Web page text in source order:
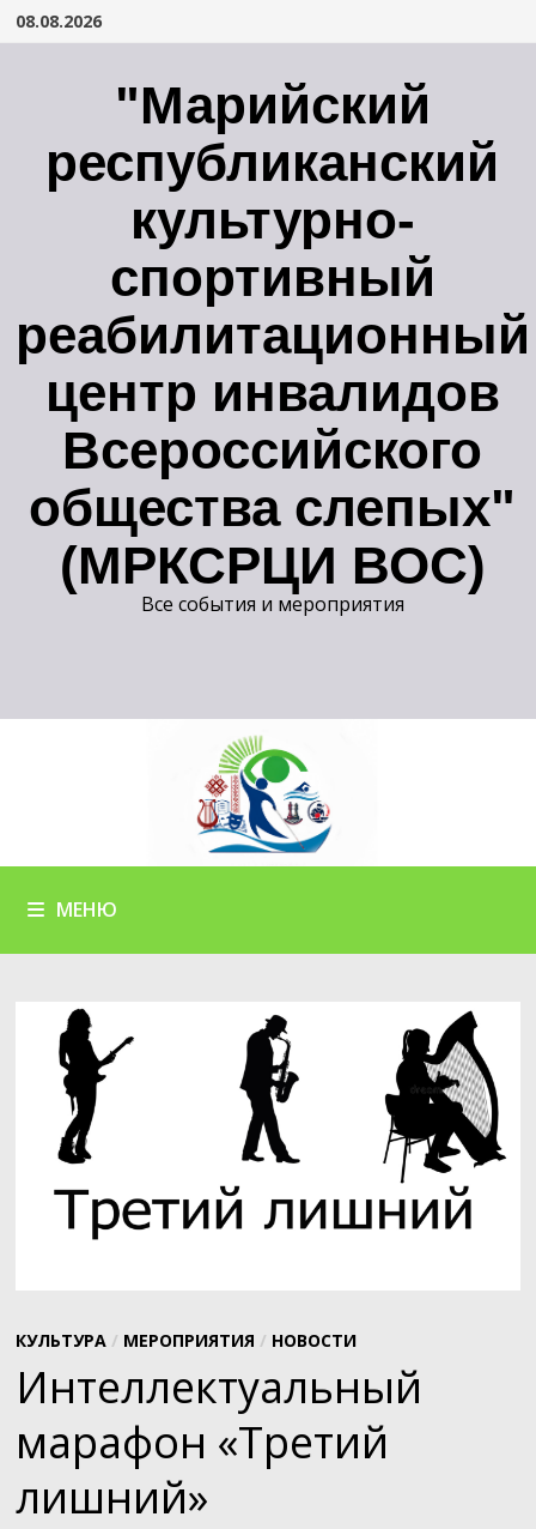
Перейти
08.08.2026
"Марийский
республиканский
культурно-
спортивный
реабилитационный
центр инвалидов
Всероссийского
общества слепых"
(МРКСРЦИ ВОС)
Все события и мероприятия
МЕНЮ
КУЛЬТУРА/ МЕРОПРИЯТИЯ / НОВОСТИ
Интеллектуальный
марафон «Третий
лишний»